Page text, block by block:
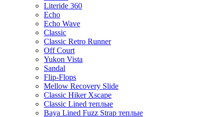
Literide 360
Echo
Echo Wave
Classic
Classic Retro Runner
Off Court
Yukon Vista
Sandal
Flip-Flops
Mellow Recovery Slide
Classic Hiker Xscape
Classic Lined теплые
Baya Lined Fuzz Strap теплые